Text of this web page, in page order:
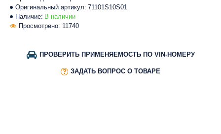
Наличие: В наличии
Оригинальный артикул: 71101S10S01
Просмотрено: 11740
ПРОВЕРИТЬ ПРИМЕНЯЕМОСТЬ ПО VIN-НОМЕРУ
ЗАДАТЬ ВОПРОС О ТОВАРЕ